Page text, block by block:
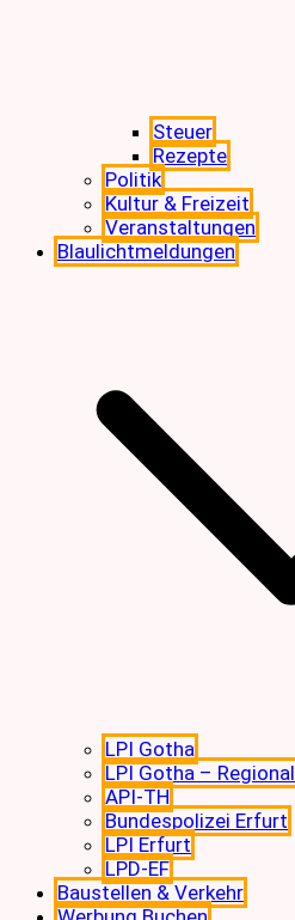
Steuer
Rezepte
Politik
Kultur & Freizeit
Veranstaltungen
Blaulichtmeldungen
LPI Gotha
LPI Gotha – Regional
API-TH
Bundespolizei Erfurt
LPI Erfurt
LPD-EF
Baustellen & Verkehr